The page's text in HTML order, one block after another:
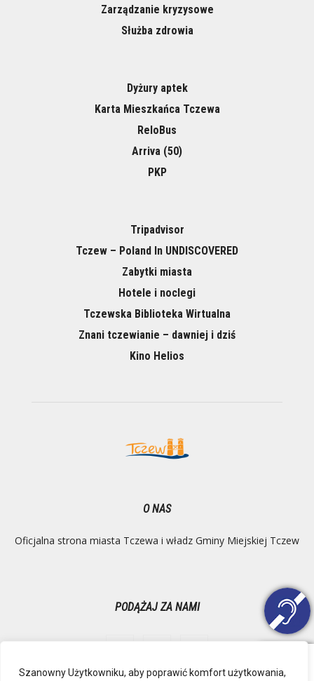
Szanowny Użytkowniku, aby poprawić komfort użytkowania,
Zarządzanie kryzysowe
Służba zdrowia
Dyżury aptek
Karta Mieszkańca Tczewa
ReloBus
Arriva (50)
PKP
Tripadvisor
Tczew – Poland In UNDISCOVERED
Zabytki miasta
Hotele i noclegi
Tczewska Biblioteka Wirtualna
Znani tczewianie – dawniej i dziś
Kino Helios
O NAS
Oficjalna strona miasta Tczewa i władz Gminy Miejskiej Tczew
PODĄŻAJ ZA NAMI